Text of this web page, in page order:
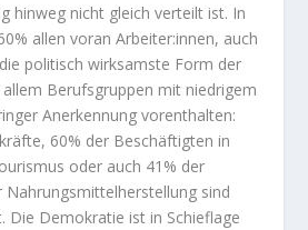
hinweg nicht gleich verteilt ist. In
allen voran Arbeiter:innen, auch
politisch wirksamste Form der
Berufsgruppen mit niedrigem
Anerkennung vorenthalten:
60% der Beschäftigten in
oder auch 41% der
Nahrungsmittelherstellung sind
Die Demokratie ist in Schieflage